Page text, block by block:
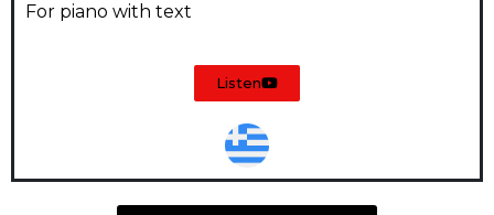
For piano with text
Listen